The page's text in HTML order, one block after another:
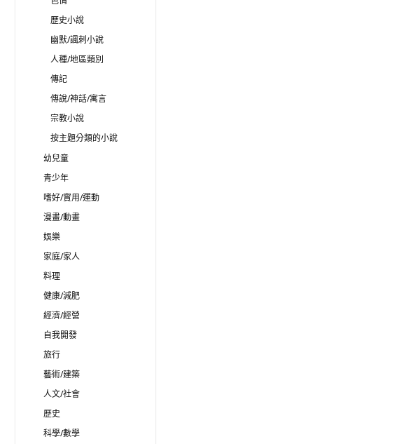
歷史小說
幽默/諷刺小說
人種/地區類別
傳記
傳說/神話/寓言
宗教小說
按主題分類的小說
幼兒童
青少年
嗜好/實用/運動
漫畫/動畫
娛樂
家庭/家人
料理
健康/減肥
經濟/經營
自我開發
旅行
藝術/建築
人文/社會
歷史
科學/數學